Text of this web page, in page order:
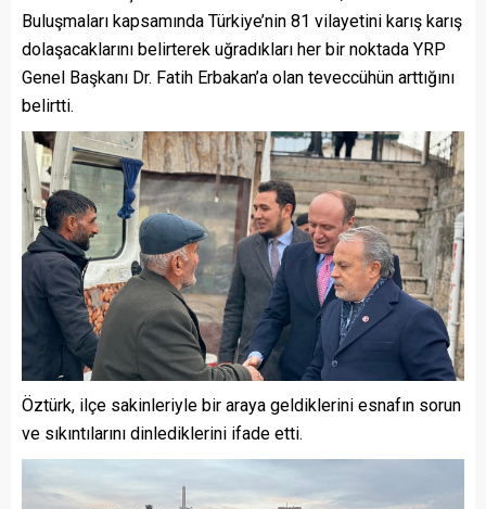
Buluşmaları kapsamında Türkiye’nin 81 vilayetini karış karış
dolaşacaklarını belirterek uğradıkları her bir noktada YRP
Genel Başkanı Dr. Fatih Erbakan’a olan teveccühün arttığını
belirtti.
Öztürk, ilçe sakinleriyle bir araya geldiklerini esnafın sorun
ve sıkıntılarını dinlediklerini ifade etti.